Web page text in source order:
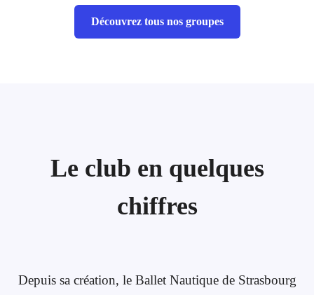
Découvrez tous nos groupes
Le club en quelques
chiffres
Depuis sa création, le Ballet Nautique de Strasbourg